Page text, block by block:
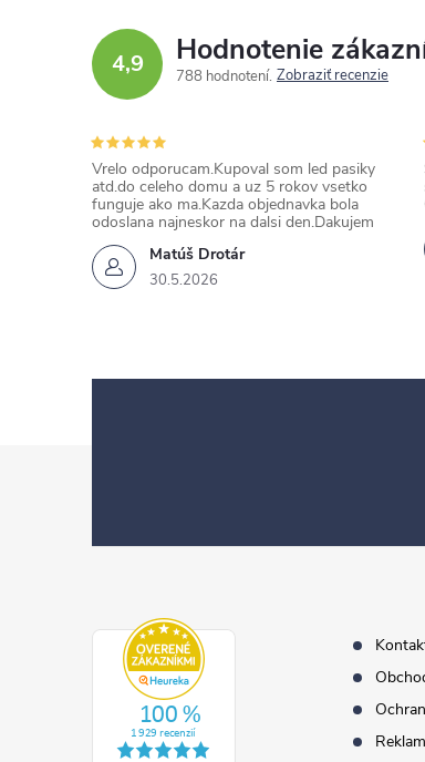
4,9 Hodnotenie
788 hodnotení Zobraziť recenzie
Matúš Drotár
30.5.2026
Vrelo odporucam.Kupoval som led pasiky
atd.do celeho domu a uz 5 rokov vsetko
funguje ako ma.Kazda objednavka bola
odoslana najneskor na dalsi den.Dakujem